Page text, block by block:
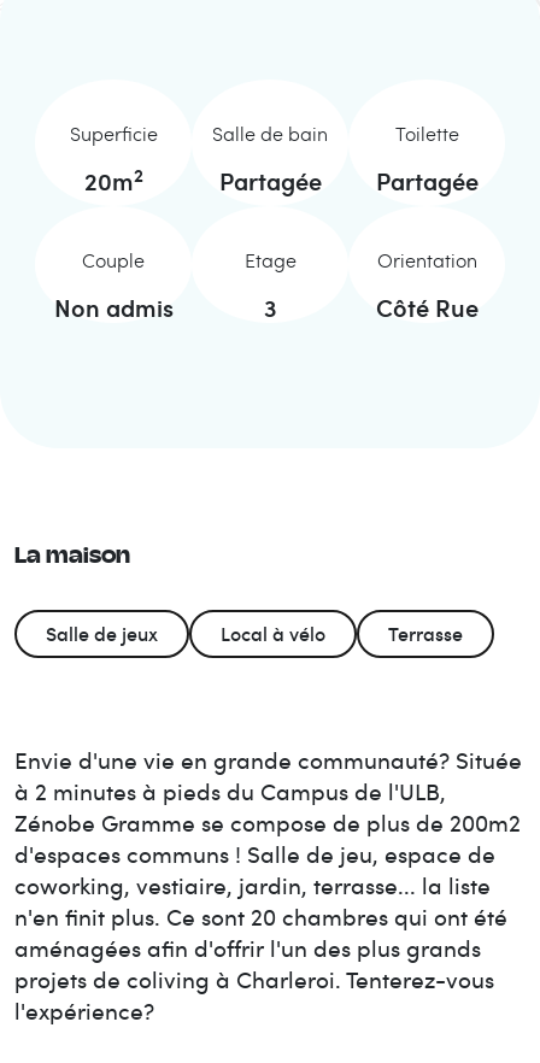
Superficie
20m2
Salle de bain
Partagée
Toilette
Partagée
Couple
Non admis
Etage
3
Orientation
Côté Rue
La maison
Salle de jeux Local à vélo Terrasse
Envie d'une vie en grande communauté? Située
à 2 minutes à pieds du Campus de l'ULB,
Zénobe Gramme se compose de plus de 200m2
d'espaces communs ! Salle de jeu, espace de
coworking, vestiaire, jardin, terrasse... la liste
n'en finit plus. Ce sont 20 chambres qui ont été
aménagées afin d'offrir l'un des plus grands
projets de coliving à Charleroi. Tenterez-vous
l'expérience?